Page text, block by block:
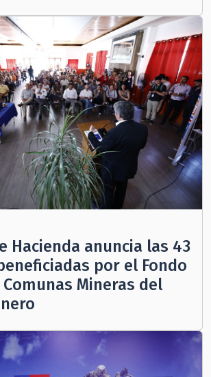
Hacienda anuncia las 43
por el Fondo
Mineras del